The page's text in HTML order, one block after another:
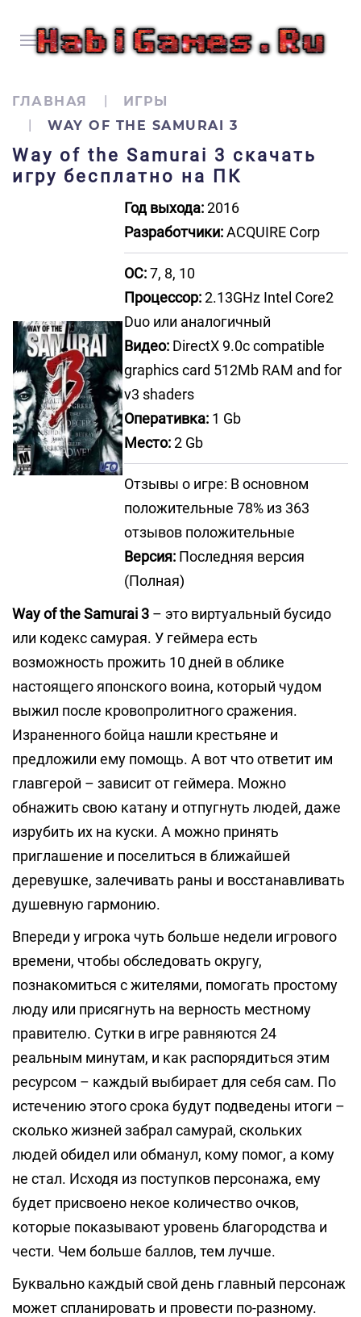
ГЛАВНАЯ
ИГРЫ
WAY OF THE SAMURAI 3
Way of the Samurai 3 скачать
игру бесплатно на ПК
Год выхода:2016
Разработчики:ACQUIRE Corp
ОС:7, 8, 10
Процессор:2.13GHz Intel Core2
Duo или аналогичный
Видео: DirectX 9.0c compatible
graphics card 512Mb RAM and for
v3 shaders
Оперативка: 1 Gb
Место:2 Gb
Отзывы о игре: В основном
положительные 78% из 363
отзывов положительные
Версия: Последняя версия
(Полная)
Way of the Samurai 3 – это виртуальный бусидо
или кодекс самурая. У геймера есть
возможность прожить 10 дней в облике
настоящего японского воина, который чудом
выжил после кровопролитного сражения.
Израненного бойца нашли крестьяне и
предложили ему помощь. А вот что ответит им
главгерой – зависит от геймера. Можно
обнажить свою катану и отпугнуть людей, даже
изрубить их на куски. А можно принять
приглашение и поселиться в ближайшей
деревушке, залечивать раны и восстанавливать
душевную гармонию.
Впереди у игрока чуть больше недели игрового
времени, чтобы обследовать округу,
познакомиться с жителями, помогать простому
люду или присягнуть на верность местному
правителю. Сутки в игре равняются 24
реальным минутам, и как распорядиться этим
ресурсом – каждый выбирает для себя сам. По
истечению этого срока будут подведены итоги –
сколько жизней забрал самурай, скольких
людей обидел или обманул, кому помог, а кому
не стал. Исходя из поступков персонажа, ему
будет присвоено некое количество очков,
которые показывают уровень благородства и
чести. Чем больше баллов, тем лучше.
Буквально каждый свой день главный персонаж
может спланировать и провести по-разному.